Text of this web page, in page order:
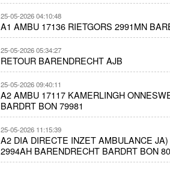
25-05-2026 04:10:48
A1 AMBU 17136 RIETGORS 2991MN
25-05-2026 05:34:27
RETOUR BARENDRECHT AJB
25-05-2026 09:40:11
A2 AMBU 17117 KAMERLINGH
BARDRT BON 79981
25-05-2026 11:15:39
A2 DIA DIRECTE INZET AMBULANCE
2994AH BARENDRECHT BARDRT BON